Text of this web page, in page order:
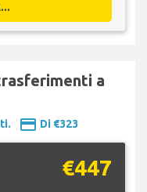
a
payment Di €323
€447